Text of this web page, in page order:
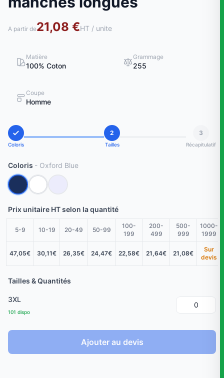
A partir de21,08 €HT / unite
Matière
100% Coton
Grammage
255
Coupe
Homme
Coloris
2
Tailles
3
Récapitulatif
Coloris - Oxford Blue
Prix unitaire HT selon la quantité
5-9 10-19 20-49 50-99
100-
199
200-
499
500-
999
1000-
1999
47,05€ 30,11€ 26,35€ 24,47€ 22,58€ 21,64€ 21,08€
Sur
devis
Tailles & Quantités
3XL
101 dispo
Ajouter au devis